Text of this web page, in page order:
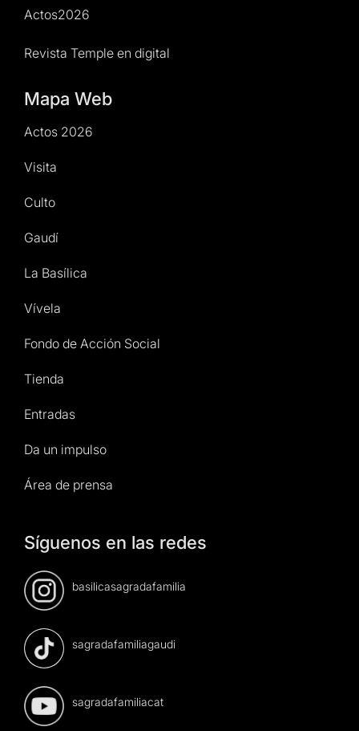
Actos2026
Revista Temple en digital
Mapa Web
Actos 2026
Visita
Culto
Gaudí
La Basílica
Vívela
Fondo de Acción Social
Tienda
Entradas
Da un impulso
Área de prensa
Síguenos en las redes
basilicasagradafamilia
sagradafamiliagaudi
sagradafamiliacat